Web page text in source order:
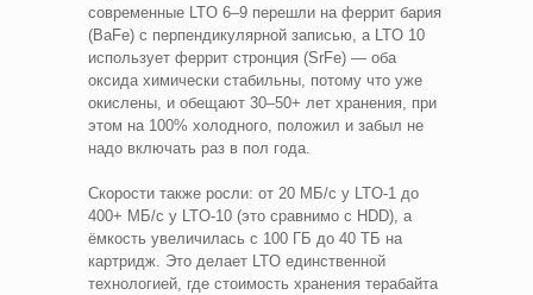
современные LTO 6–9 перешли на феррит бария
(BaFe) с перпендикулярной записью, а LTO 10
использует феррит стронция (SrFe) — оба
оксида химически стабильны, потому что уже
окислены, и обещают 30–50+ лет хранения, при
этом на 100% холодного, положил и забыл не
надо включать раз в пол года.
Скорости также росли: от 20 МБ/с у LTO-1 до
400+ МБ/с у LTO-10 (это сравнимо с HDD), а
ёмкость увеличилась с 100 ГБ до 40 ТБ на
картридж. Это делает LTO единственной
технологией, где стоимость хранения терабайта